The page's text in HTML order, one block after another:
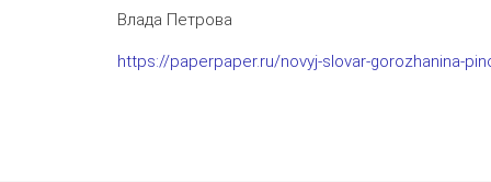
Влада Петрова
https://paperpaper.ru/novyj-slovar-gorozhanina-